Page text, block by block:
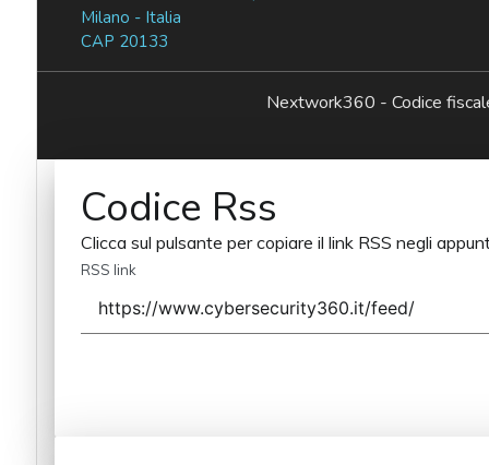
Milano - Italia
CAP 20133
Nextwork360 - Codice
Codice Rss
Clicca sul pulsante per copiare il link RSS negli
RSS link